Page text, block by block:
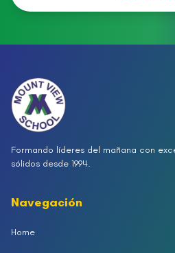
Formando líderes del mañana con
sólidos desde 1994.
Navegación
Home